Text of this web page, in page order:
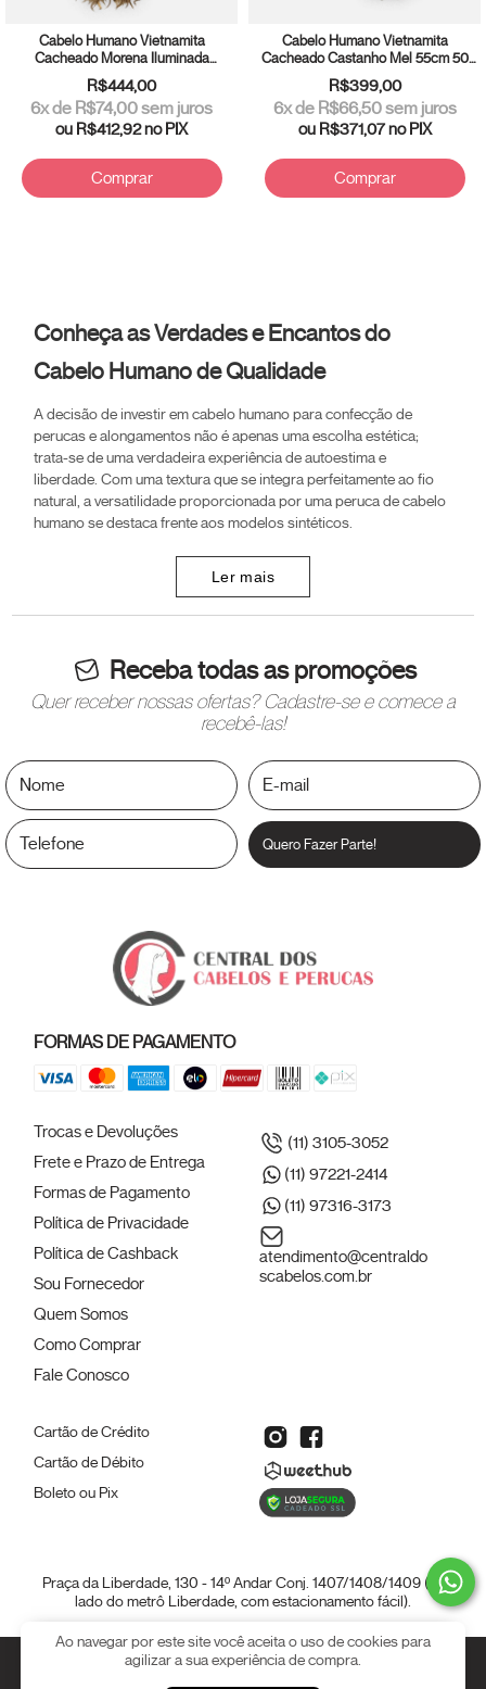
Ao navegar por este site você aceita o uso de cookies para
agilizar a sua experiência de compra.
Cabelo Humano Vietnamita
Cacheado Morena Iluminada
Mechas 55cm 50 gramas
R$444,00
6x de R$74,00sem juros
ou R$412,92no PIX
Comprar
Cabelo Humano Vietnamita
Cacheado Castanho Mel 55cm 50
gramas
R$399,00
6x de R$66,50sem juros
ou R$371,07no PIX
Comprar
Conheça as Verdades e Encantos do
Cabelo Humano de Qualidade
A decisão de investir em cabelo humano para confecção de
perucas e alongamentos não é apenas uma escolha estética;
trata-se de uma verdadeira experiência de autoestima e
liberdade. Com uma textura que se integra perfeitamente ao fio
natural, a versatilidade proporcionada por uma peruca de cabelo
humano se destaca frente aos modelos sintéticos.
Ler mais
Receba todas as promoções
Quer receber nossas ofertas? Cadastre-se e comece a
recebê-las!
Quero Fazer Parte!
FORMAS DE PAGAMENTO
Trocas e Devoluções
Frete e Prazo de Entrega
Formas de Pagamento
Política de Privacidade
Política de Cashback
Sou Fornecedor
Quem Somos
Como Comprar
Fale Conosco
(11) 3105-3052
(11) 97221-2414
(11) 97316-3173
atendimento@centraldo
scabelos.com.br
Cartão de Crédito
Cartão de Débito
Boleto ou Pix
Praça da Liberdade, 130 - 14º Andar Conj. 1407/1408/1409 (ao
lado do metrô Liberdade, com estacionamento fácil).
© 2026 | Todos os direitos reservados.CENTRAL DOS CABELOS E